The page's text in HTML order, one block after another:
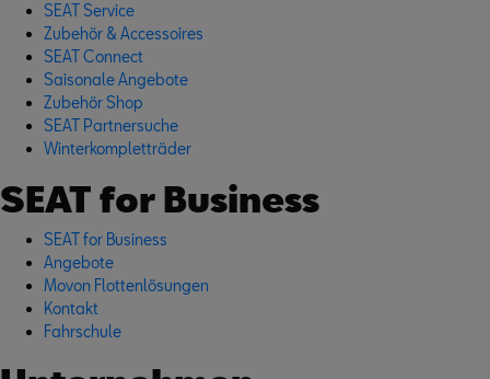
SEAT Service
Zubehör & Accessoires
SEAT Connect
Saisonale Angebote
Zubehör Shop
SEAT Partnersuche
Winterkompletträder
SEAT for Business
SEAT for Business
Angebote
Movon Flottenlösungen
Kontakt
Fahrschule